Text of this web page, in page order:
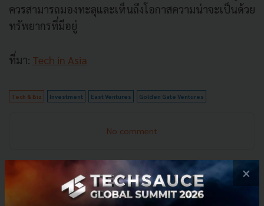
ควรสามารถมองทะลุและเห็นถึงโอกาสความน่าจะเป็นด้วย
ทรัพยากรที่มีอยู่
ที่มา: Tech in Asia
Tech & Biz Investment East Ventures Golden Gate Ventures
No comment
×